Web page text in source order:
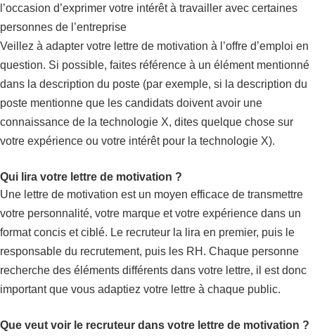
l’occasion d’exprimer votre intérêt à travailler avec certaines
personnes de l’entreprise
Veillez à adapter votre lettre de motivation à l’offre d’emploi en
question. Si possible, faites référence à un élément mentionné
dans la description du poste (par exemple, si la description du
poste mentionne que les candidats doivent avoir une
connaissance de la technologie X, dites quelque chose sur
votre expérience ou votre intérêt pour la technologie X).
Qui lira votre lettre de motivation ?
Une lettre de motivation est un moyen efficace de transmettre
votre personnalité, votre marque et votre expérience dans un
format concis et ciblé. Le recruteur la lira en premier, puis le
responsable du recrutement, puis les RH. Chaque personne
recherche des éléments différents dans votre lettre, il est donc
important que vous adaptiez votre lettre à chaque public.
Que veut voir le recruteur dans votre lettre de motivation ?